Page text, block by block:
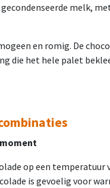
melk,
en romig. De
die het hele palet
op een temperatuur
is gevoelig voor